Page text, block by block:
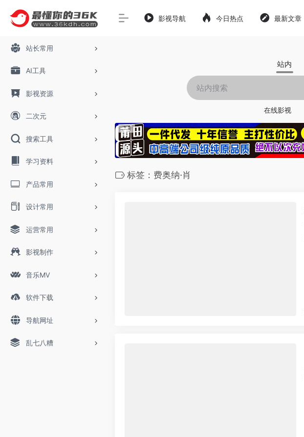
站长常用
AI工具
影视资源
二次元
搜索工具
学习资料
产品常用
设计常用
运营常用
影视制作
音乐MV
软件下载
导航网址
乱七八糟
影视导航 今日热点 最新文章
站内
在线影视
标签：费奥纳·肖